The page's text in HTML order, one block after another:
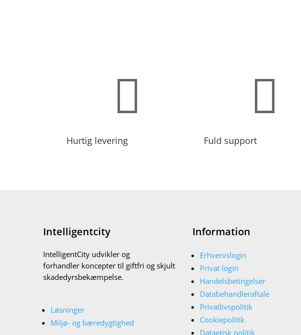

Hurtig levering

Fuld support
Intelligentcity
IntelligentCity udvikler og
forhandler koncepter til giftfri og skjult
skadedyrsbekæmpelse.
Løsninger
Miljø- og bæredygtighed
Information
Erhvervslogin
Privat login
Handelsbetingelser
Databehandleraftale
Privatlivspolitik
Cookiepolitik
Dataetisk politik